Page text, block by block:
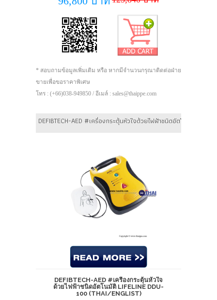
* สอบถามข้อมูลเพิ่มเติม หรือ หากมีจำนวนกรุณาติดต่อฝ่าย
ขายเพื่อขอราคาพิเศษ
โทร : (+66)038-949850 / อีเมล์ : sales@thaippe.com
DEFIBTECH-AED #เครื่องกระตุ้นหัวใจด้วยไฟฟ้าชนิดอัตโนมัติ
DEFIBTECH-AED #เครื่องกระตุ้นหัวใจ
ด้วยไฟฟ้าชนิดอัตโนมัติ LIFELINE DDU-
100 (THAI/ENGLIST)